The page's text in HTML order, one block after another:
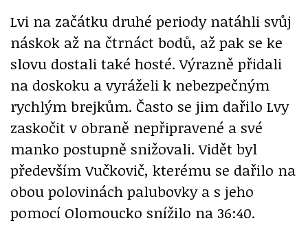
Lvi na začátku druhé periody natáhli svůj
náskok až na čtrnáct bodů, až pak se ke
slovu dostali také hosté. Výrazně přidali
na doskoku a vyráželi k nebezpečným
rychlým brejkům. Často se jim dařilo Lvy
zaskočit v obraně nepřipravené a své
manko postupně snižovali. Vidět byl
především Vučkovič, kterému se dařilo na
obou polovinách palubovky a s jeho
pomocí Olomoucko snížilo na 36:40.